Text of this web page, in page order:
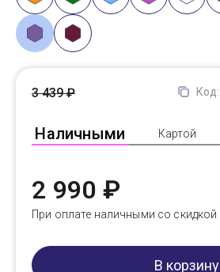
Код:
Наличными Картой
3 439 ₽
2 990 ₽
При оплате наличными со скидкой
В корзину